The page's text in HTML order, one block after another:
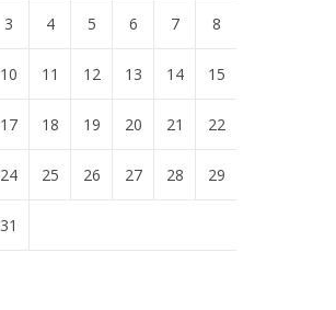
3 4 5 6 7 8
10 11 12 13 14 15
17 18 19 20 21 22
24 25 26 27 28 29
31